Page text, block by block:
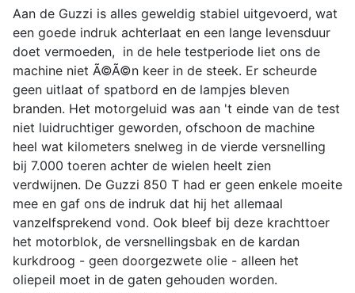
Aan de Guzzi is alles geweldig stabiel uitgevoerd, wat
een goede indruk achterlaat en een lange levensduur
doet vermoeden, in de hele testperiode liet ons de
machine niet Ã©Ã©n keer in de steek. Er scheurde
geen uitlaat of spatbord en de lampjes bleven
branden. Het motorgeluid was aan 't einde van de test
niet luidruchtiger geworden, ofschoon de machine
heel wat kilometers snelweg in de vierde versnelling
bij 7.000 toeren achter de wielen heelt zien
verdwijnen. De Guzzi 850 T had er geen enkele moeite
mee en gaf ons de indruk dat hij het allemaal
vanzelfsprekend vond. Ook bleef bij deze krachttoer
het motorblok, de versnellingsbak en de kardan
kurkdroog - geen doorgezwete olie - alleen het
oliepeil moet in de gaten gehouden worden.